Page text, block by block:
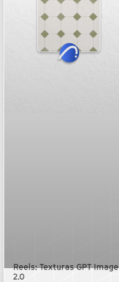
Reels: Texturas GPT Image
2.0